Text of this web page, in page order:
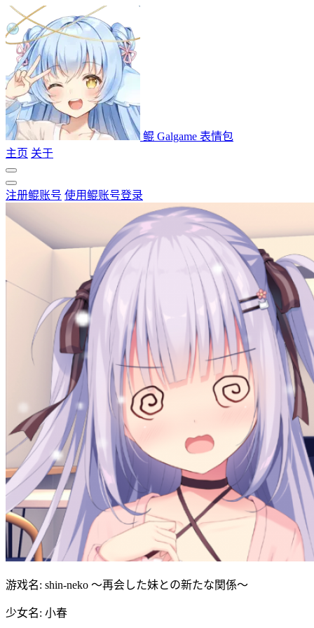
鲲 Galgame 表情包
主页 关于
注册鲲账号 使用鲲账号登录
游戏名: shin-neko ～再会した妹との新たな関係～
少女名: 小春